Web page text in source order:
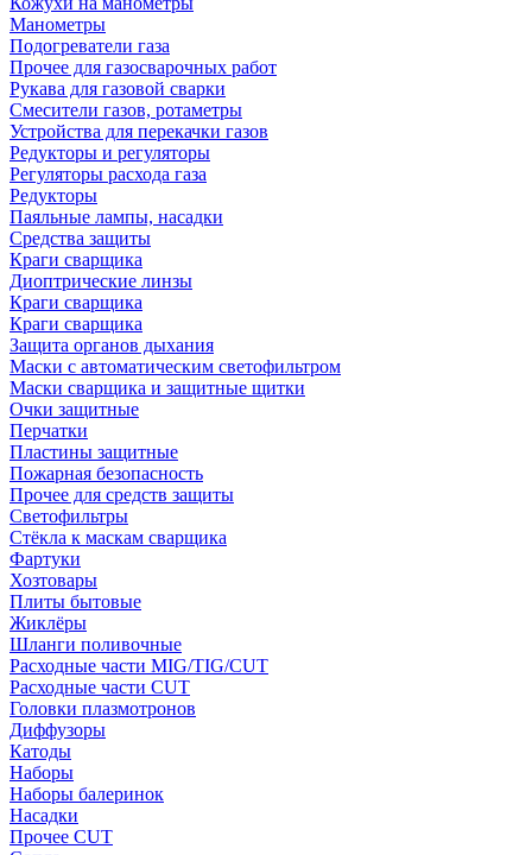
Манометры
Подогреватели газа
Прочее для газосварочных работ
Рукава для газовой сварки
Смесители газов, ротаметры
Устройства для перекачки газов
Редукторы и регуляторы
Регуляторы расхода газа
Редукторы
Паяльные лампы, насадки
Средства защиты
Краги сварщика
Диоптрические линзы
Краги сварщика
Краги сварщика
Защита органов дыхания
Маски с автоматическим светофильтром
Маски сварщика и защитные щитки
Очки защитные
Перчатки
Пластины защитные
Пожарная безопасность
Прочее для средств защиты
Светофильтры
Стёкла к маскам сварщика
Фартуки
Хозтовары
Плиты бытовые
Жиклёры
Шланги поливочные
Расходные части MIG/TIG/CUT
Расходные части CUT
Головки плазмотронов
Диффузоры
Катоды
Наборы
Наборы балеринок
Насадки
Прочее CUT